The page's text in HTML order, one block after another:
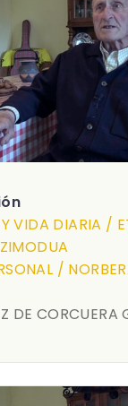
VIDA DIARIA /
/
DE CORCUERA